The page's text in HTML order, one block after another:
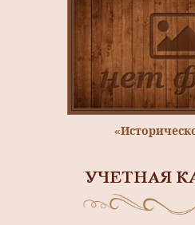
УЧЕТНАЯ